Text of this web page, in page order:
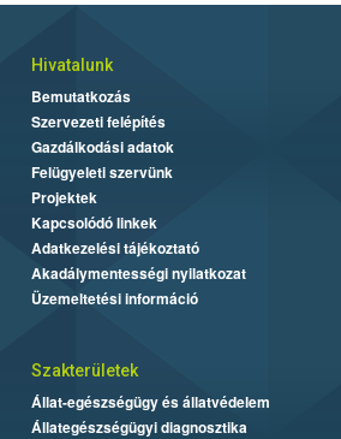
Hivatalunk
Bemutatkozás
Szervezeti felépítés
Gazdálkodási adatok
Felügyeleti szervünk
Projektek
Kapcsolódó linkek
Adatkezelési tájékoztató
Akadálymentességi nyilatkozat
Üzemeltetési információ
Szakterületek
Állat-egészségügy és állatvédelem
Állategészségügyi diagnosztika